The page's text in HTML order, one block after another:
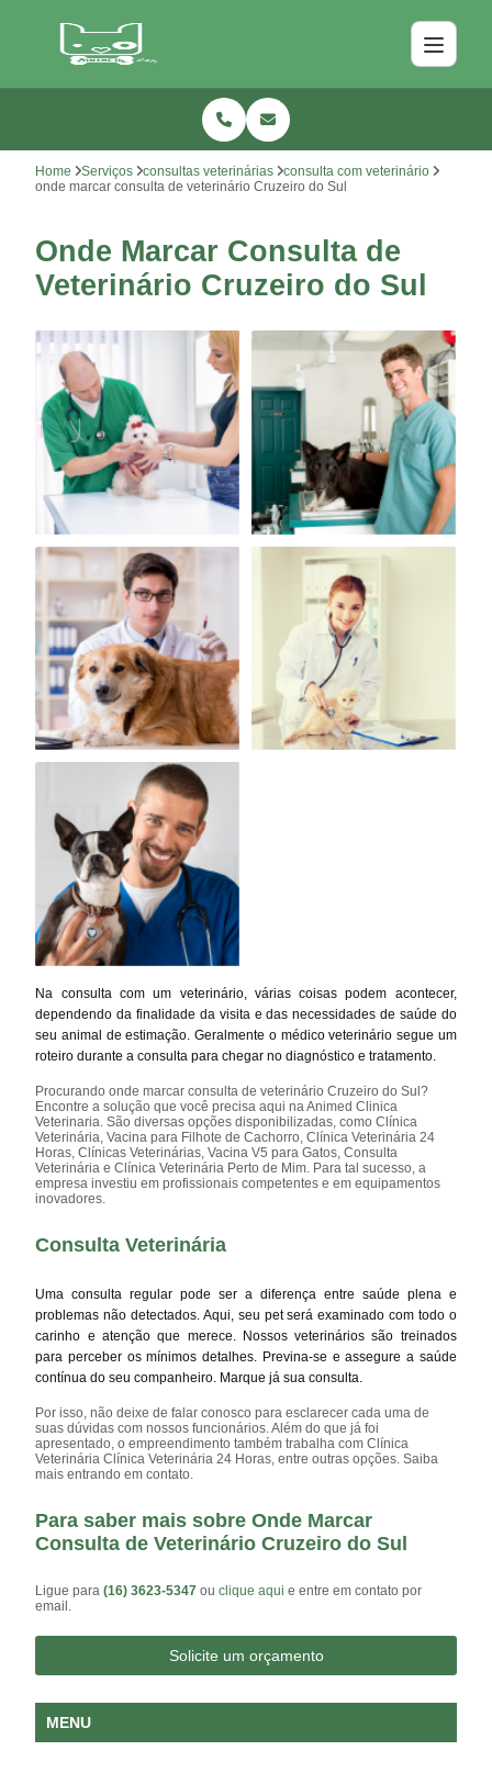
Home Serviços consultas veterinárias
consulta com veterinário
onde marcar consulta de veterinário Cruzeiro do Sul
Onde Marcar Consulta de
Veterinário Cruzeiro do Sul
Na consulta com um veterinário, várias coisas podem acontecer,
dependendo da finalidade da visita e das necessidades de saúde do
seu animal de estimação. Geralmente o médico veterinário segue um
roteiro durante a consulta para chegar no diagnóstico e tratamento.
Procurando onde marcar consulta de veterinário Cruzeiro do Sul?
Encontre a solução que você precisa aqui na Animed Clinica
Veterinaria. São diversas opções disponibilizadas, como Clínica
Veterinária, Vacina para Filhote de Cachorro, Clínica Veterinária 24
Horas, Clínicas Veterinárias, Vacina V5 para Gatos, Consulta
Veterinária e Clínica Veterinária Perto de Mim. Para tal sucesso, a
empresa investiu em profissionais competentes e em equipamentos
inovadores.
Consulta Veterinária
Uma consulta regular pode ser a diferença entre saúde plena e
problemas não detectados. Aqui, seu pet será examinado com todo o
carinho e atenção que merece. Nossos veterinários são treinados
para perceber os mínimos detalhes. Previna-se e assegure a saúde
contínua do seu companheiro. Marque já sua consulta.
Por isso, não deixe de falar conosco para esclarecer cada uma de
suas dúvidas com nossos funcionários. Além do que já foi
apresentado, o empreendimento também trabalha com Clínica
Veterinária Clínica Veterinária 24 Horas, entre outras opções. Saiba
mais entrando em contato.
Para saber mais sobre Onde Marcar
Consulta de Veterinário Cruzeiro do Sul
Ligue para(16) 3623-5347ouclique aqui e entre em contato por
email.
Solicite um orçamento
MENU